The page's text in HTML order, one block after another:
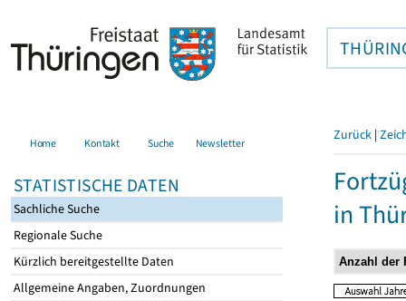
Home Kontakt Suche Newsletter
STATISTISCHE DATEN
Sachliche Suche
Regionale Suche
Kürzlich bereitgestellte Daten
Allgemeine Angaben, Zuordnungen
Zurück |
in